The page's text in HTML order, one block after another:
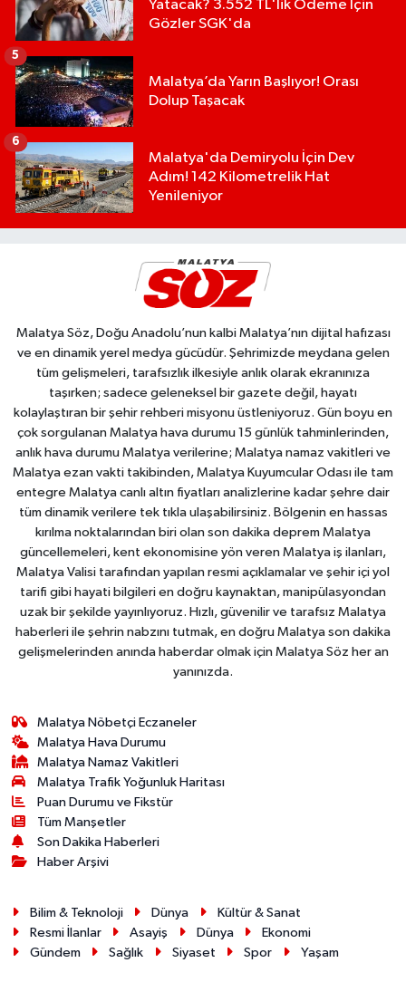
Yatacak? 3.552 TL'lik Ödeme İçin
Gözler SGK'da
Malatya’da Yarın Başlıyor! Orası
Dolup Taşacak
5
Malatya'da Demiryolu İçin Dev
Adım! 142 Kilometrelik Hat
Yenileniyor
6
Malatya Söz, Doğu Anadolu’nun kalbi Malatya’nın dijital hafızası
ve en dinamik yerel medya gücüdür. Şehrimizde meydana gelen
tüm gelişmeleri, tarafsızlık ilkesiyle anlık olarak ekranınıza
taşırken; sadece geleneksel bir gazete değil, hayatı
kolaylaştıran bir şehir rehberi misyonu üstleniyoruz. Gün boyu en
çok sorgulanan Malatya hava durumu 15 günlük tahminlerinden,
anlık hava durumu Malatya verilerine; Malatya namaz vakitleri ve
Malatya ezan vakti takibinden, Malatya Kuyumcular Odası ile tam
entegre Malatya canlı altın fiyatları analizlerine kadar şehre dair
tüm dinamik verilere tek tıkla ulaşabilirsiniz. Bölgenin en hassas
kırılma noktalarından biri olan son dakika deprem Malatya
güncellemeleri, kent ekonomisine yön veren Malatya iş ilanları,
Malatya Valisi tarafından yapılan resmi açıklamalar ve şehir içi yol
tarifi gibi hayati bilgileri en doğru kaynaktan, manipülasyondan
uzak bir şekilde yayınlıyoruz. Hızlı, güvenilir ve tarafsız Malatya
haberleri ile şehrin nabzını tutmak, en doğru Malatya son dakika
gelişmelerinden anında haberdar olmak için Malatya Söz her an
yanınızda.
Malatya Nöbetçi Eczaneler
Malatya Hava Durumu
Malatya Namaz Vakitleri
Malatya Trafik Yoğunluk Haritası
Puan Durumu ve Fikstür
Tüm Manşetler
Son Dakika Haberleri
Haber Arşivi
Bilim & Teknoloji Dünya
Kültür & Sanat
Resmi İlanlar
Asayiş Dünya
Ekonomi
Gündem
Sağlık Siyaset Spor Yaşam